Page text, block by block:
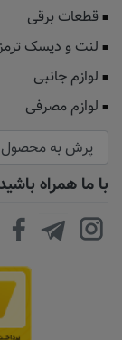
قطعات برقی
لنت و دیسک
لوازم جانبی
لوازم مصرفی
با ما همراه